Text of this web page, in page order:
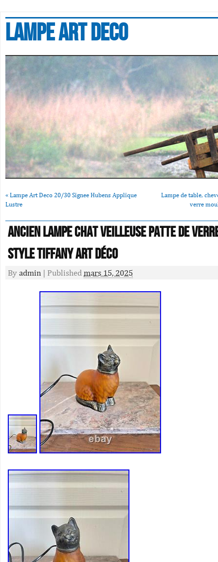
Lampe art deco
« Lampe Art Deco 20/30 Signee Hubens Applique
Lustre
Lampe de table,
verre
Ancien Lampe Chat Veilleuse Patte de
Style Tiffany Art Déco
By admin | Published mars 15, 2025